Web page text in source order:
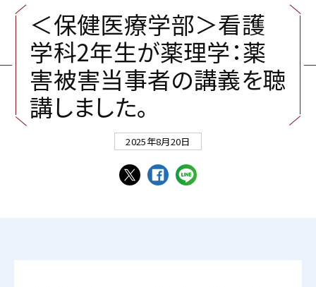
＜保健医療学部＞看護
学科2年生が薬理学：薬
害被害当事者の講義を聴
講しました。
2025年8月20日